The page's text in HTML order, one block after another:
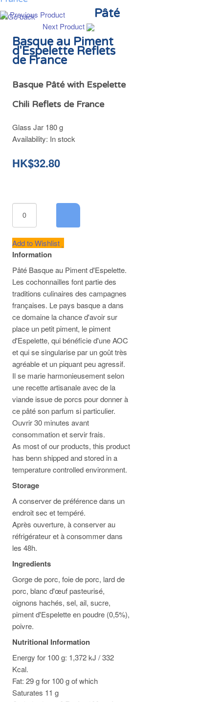
Previous Product
Next Product
Pâté
Basque au Piment
d'Espelette Reflets
de France
Basque Pâté with Espelette
Chili Reflets de France
Glass Jar 180 g
Availability: In stock
HK$32.80
Add to Wishlist
Information
Pâté Basque au Piment d'Espelette.
Les cochonnailles font partie des
traditions culinaires des campagnes
françaises. Le pays basque a dans
ce domaine la chance d'avoir sur
place un petit piment, le piment
d'Espelette, qui bénéficie d'une AOC
et qui se singularise par un goût très
agréable et un piquant peu agressif.
Il se marie harmonieusement selon
une recette artisanale avec de la
viande issue de porcs pour donner à
ce pâté son parfum si particulier.
Ouvrir 30 minutes avant
consommation et servir frais.
As most of our products, this product
has benn shipped and stored in a
temperature controlled environment.
Storage
A conserver de préférence dans un
endroit sec et tempéré.
Après ouverture, à conserver au
réfrigérateur et à consommer dans
les 48h.
Ingredients
Gorge de porc, foie de porc, lard de
porc, blanc d'œuf pasteurisé,
oignons hachés, sel, ail, sucre,
piment d'Espelette en poudre (0,5%),
poivre.
Nutritional Information
Energy for 100 g: 1,372 kJ / 332
Kcal.
Fat: 29 g for 100 g of which
Saturates 11 g